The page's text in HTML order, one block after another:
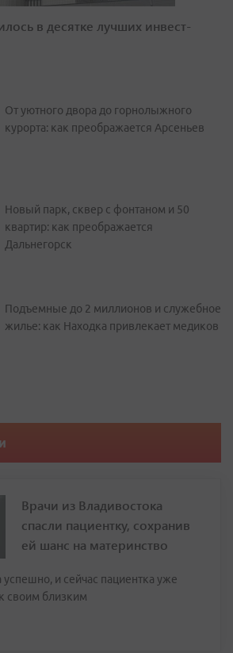
в десятке лучших инвест-
От уютного двора до горнолыжного
курорта: как преображается Арсеньев
Новый парк, сквер с фонтаном и 50
квартир: как преображается
Дальнегорск
Подъемные до 2 миллионов и служебное
жилье: как Находка привлекает медиков
Врачи из Владивостока
спасли пациентку, сохранив
ей шанс на материнство
и сейчас пациентка уже
своим близким